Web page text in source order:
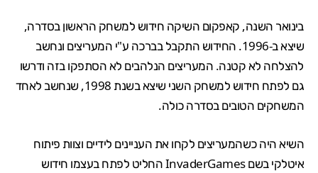
בינואר השנה, קאפקום השיקה חידוש למשחק הראשון בסדרה,
שיצא ב-1996. החידוש התקבל בברכה ע"י המעריצים
ונחשב
להצלחה לא קטנה. המעריצים הנלהבים לא הסתפקו בזה ודרשו
גם לפתח חידוש למשחק השני שיצא בשנת 1998, שנחשב לאחד
המשחקים הטובים בסדרה כולה.
השיא היה כשהמעריצים לקחו את העניינים לידיים וצוות פיתוח
איטלקי בשם InvaderGames החליט לפתח בעצמו חידוש